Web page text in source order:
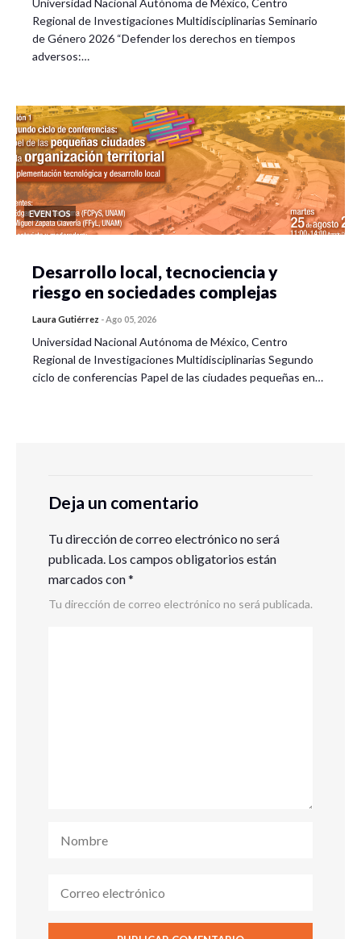
Universidad Nacional Autónoma de México, Centro
Regional de Investigaciones Multidisciplinarias Seminario
de Género 2026 “Defender los derechos en tiempos
adversos:…
EVENTOS
Desarrollo local, tecnociencia y
riesgo en sociedades complejas
Laura Gutiérrez -Ago 05, 2026
Universidad Nacional Autónoma de México, Centro
Regional de Investigaciones Multidisciplinarias Segundo
ciclo de conferencias Papel de las ciudades pequeñas en…
Deja un comentario
Tu dirección de correo electrónico no será
publicada. Los campos obligatorios están
marcados con*
Tu dirección de correo electrónico no será publicada.